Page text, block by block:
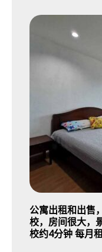
公寓出租和出售
校，房间很大，
校约4分钟 每月